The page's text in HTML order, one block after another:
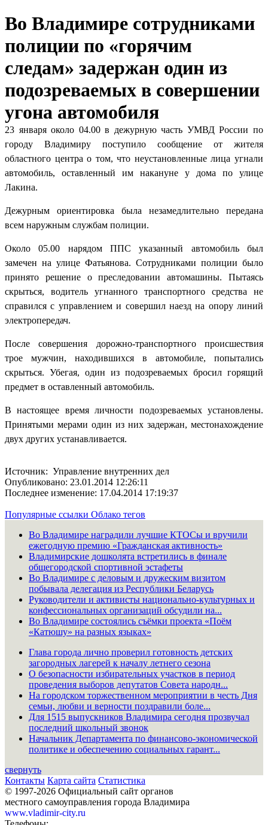
Во Владимире сотрудниками
полиции по «горячим
следам» задержан один из
подозреваемых в совершении
угона автомобиля
23 января около 04.00 в дежурную часть УМВД России по
городу Владимиру поступило сообщение от жителя
областного центра о том, что неустановленные лица угнали
автомобиль, оставленный им накануне у дома по улице
Лакина.
Дежурным ориентировка была незамедлительно передана
всем наружным службам полиции.
Около 05.00 нарядом ППС указанный автомобиль был
замечен на улице Фатьянова. Сотрудниками полиции было
принято решение о преследовании автомашины. Пытаясь
скрыться, водитель угнанного транспортного средства не
справился с управлением и совершил наезд на опору линий
электропередач.
После совершения дорожно-транспортного происшествия
трое мужчин, находившихся в автомобиле, попытались
скрыться. Убегая, один из подозреваемых бросил горящий
предмет в оставленный автомобиль.
В настоящее время личности подозреваемых установлены.
Принятыми мерами один из них задержан, местонахождение
двух других устанавливается.
Источник: Управление внутренних дел
Опубликовано: 23.01.2014 12:26:11
Последнее изменение: 17.04.2014 17:19:37
Популярные ссылки Облако тегов
Во Владимире наградили лучшие КТОСы и вручили
ежегодную премию «Гражданская активность»
Владимирские дошколята встретились в финале
общегородской спортивной эстафеты
Во Владимире с деловым и дружеским визитом
побывала делегация из Республики Беларусь
Руководители и активисты национально-культурных и
конфессиональных организаций обсудили на...
Во Владимире состоялись съёмки проекта «Поём
«Катюшу» на разных языках»
Глава города лично проверил готовность детских
загородных лагерей к началу летнего сезона
О безопасности избирательных участков в период
проведения выборов депутатов Совета народн...
На городском торжественном мероприятии в честь Дня
семьи, любви и верности поздравили боле...
Для 1515 выпускников Владимира сегодня прозвучал
последний школьный звонок
Начальник Департамента по финансово-экономической
политике и обеспечению социальных гарант...
свернуть
Контакты Карта сайта Статистика
© 1997-2026 Официальный сайт органов
местного самоуправления города Владимира
www.vladimir-city.ru